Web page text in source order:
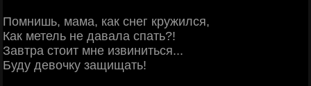
Помнишь, мама, как снег кружился,
Как метель не давала спать?!
Завтра стоит мне извиниться...
Буду девочку защищать!